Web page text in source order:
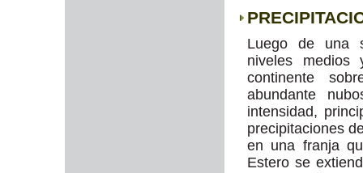
Luego de una
niveles
continente
abundante
intensidad,
precipitaciones
en una franja
Estero se